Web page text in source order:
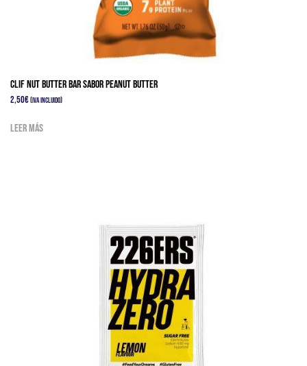
Clif Nut Butter Bar sabor Peanut Butter
2,50€(IVA Incluido)
Leer más